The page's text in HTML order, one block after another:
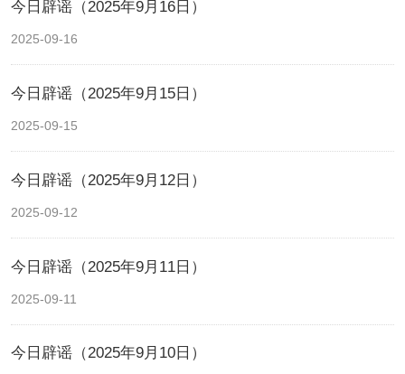
今日辟谣（2025年9月16日）
2025-09-16
今日辟谣（2025年9月15日）
2025-09-15
今日辟谣（2025年9月12日）
2025-09-12
今日辟谣（2025年9月11日）
2025-09-11
今日辟谣（2025年9月10日）